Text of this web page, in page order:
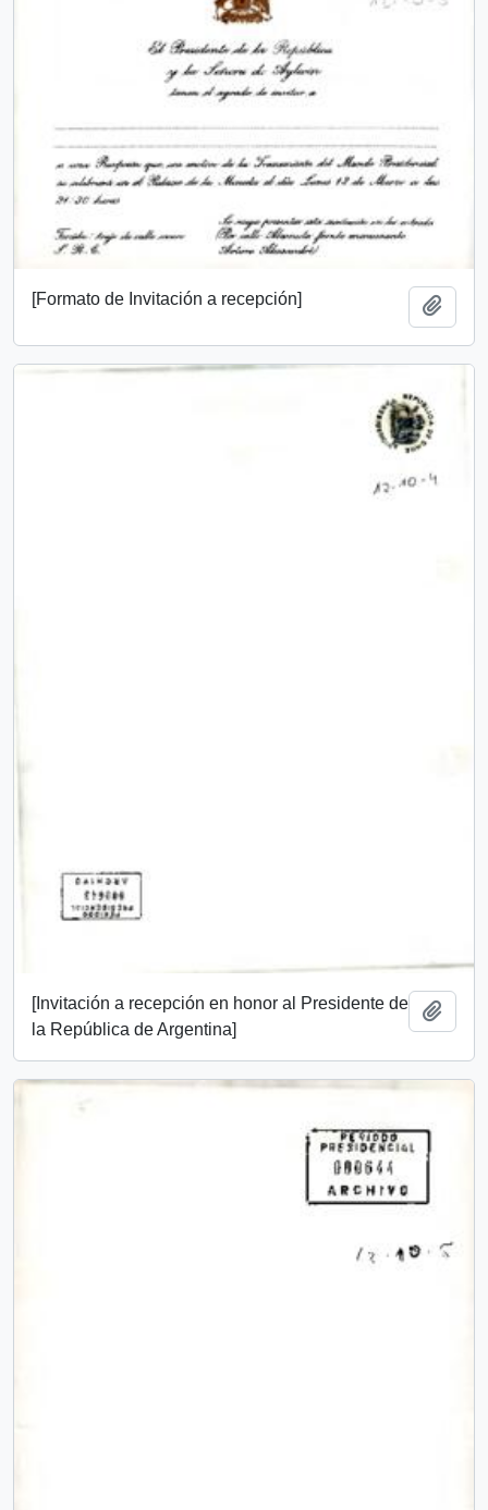
[Formato de Invitación a recepción]
[Invitación a recepción en honor al Presidente de
la República de Argentina]